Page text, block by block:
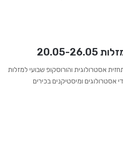
26.05
אסטרולוגית והורוסקופ שבועי למזלות
אסטרולוגים ומיסטיקנים בכירים